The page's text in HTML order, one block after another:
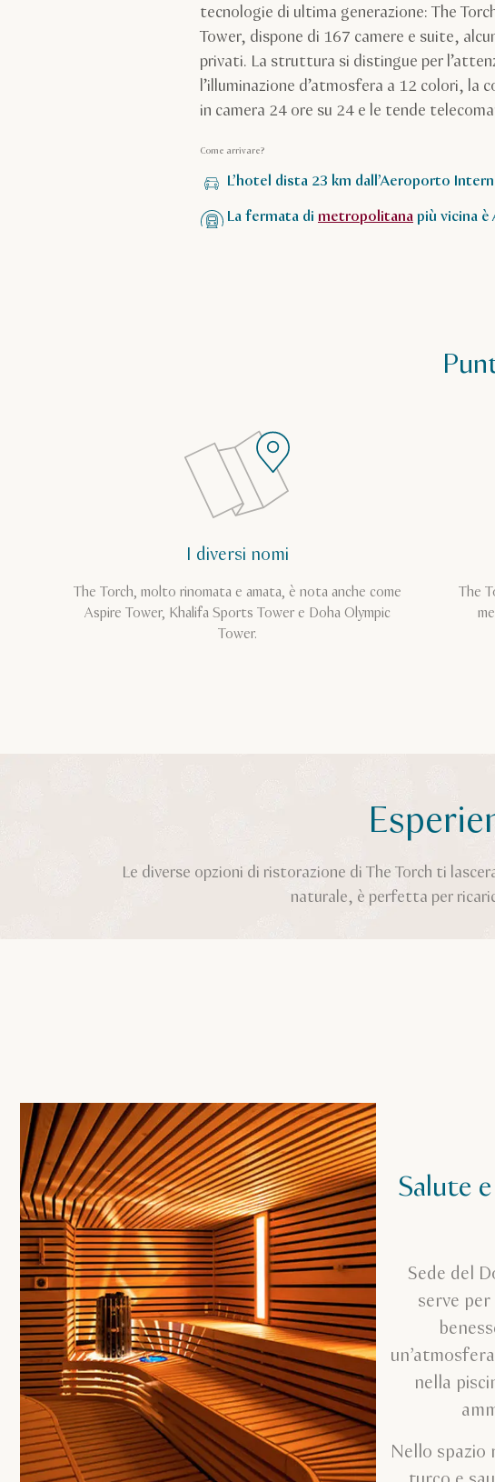
tecnologie di ultima generazione: The
Tower, dispone di 167 camere e suite,
privati. La struttura si distingue per
l’illuminazione d’atmosfera a 12 colori, la
in camera 24 ore su 24 e le tende
Come arrivare?
L’hotel dista 23 km dall’Aeroporto
La fermata di metropolitanapiù vicina è
I diversi nomi
The Torch, molto rinomata e amata, è nota anche come
Aspire Tower, Khalifa Sports Tower e Doha Olympic
Tower.
The
Le diverse opzioni di ristorazione di The Torch ti
naturale, è perfetta per
Salute
Sede del
serve
nella
Nello spazio